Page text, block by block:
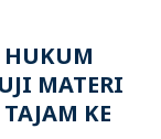
HUKUM
MATERI
KE